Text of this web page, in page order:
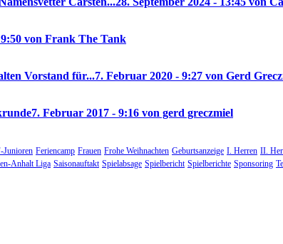
von Frank The Tank
Vorstand für...7. Februar 2020 - 9:27 von Gerd
7. Februar 2017 - 9:16 von gerd greczmiel
Junioren Feriencamp Frauen Frohe Weihnachten Geburtsanzeige I. Herren II.
Anhalt Liga Saisonauftakt Spielabsage Spielbericht Spielberichte Sponsoring